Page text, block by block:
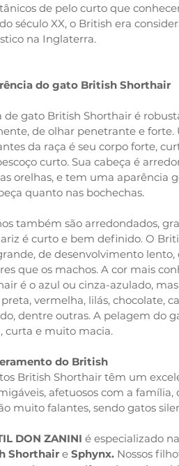
de pelo curto que
século XX, o British era
na Inglaterra.
do gato British Shorthair
de gato British Shorthair é
de olhar penetrante e forte.
da raça é seu corpo forte,
curto. Sua cabeça é
orelhas, e tem uma aparência
quanto nas bochechas.
também são arredondados,
é curto e bem definido. O
de desenvolvimento lento,
que os machos. A cor mais
é o azul ou cinza-azulado,
vermelha, lilás, chocolate,
dentre outras. A pelagem do
curta e muito macia.
do British
British Shorthair têm um
afetuosos com a família,
muito falantes, sendo gatos
DON ZANINI é especializado
Shorthair e Sphynx. Nossos